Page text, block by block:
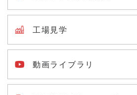
工場見学
動画ライブラリ